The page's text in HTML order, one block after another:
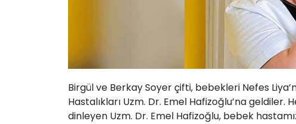
Birgül ve Berkay Soyer çifti, bebekleri Nefes
Hastalıkları Uzm. Dr. Emel Hafizoğlu’na geldiler.
dinleyen Uzm. Dr. Emel Hafizoğlu, bebek